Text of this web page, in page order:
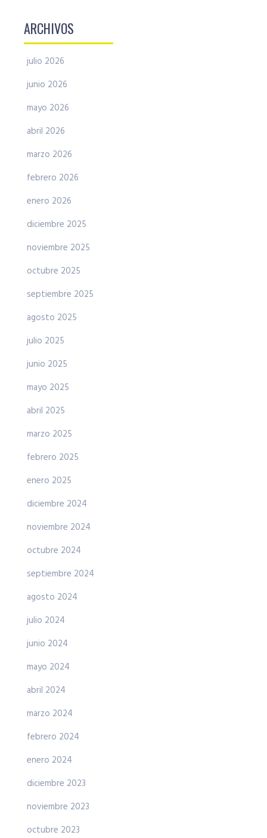
ARCHIVOS
julio 2026
junio 2026
mayo 2026
abril 2026
marzo 2026
febrero 2026
enero 2026
diciembre 2025
noviembre 2025
octubre 2025
septiembre 2025
agosto 2025
julio 2025
junio 2025
mayo 2025
abril 2025
marzo 2025
febrero 2025
enero 2025
diciembre 2024
noviembre 2024
octubre 2024
septiembre 2024
agosto 2024
julio 2024
junio 2024
mayo 2024
abril 2024
marzo 2024
febrero 2024
enero 2024
diciembre 2023
noviembre 2023
octubre 2023